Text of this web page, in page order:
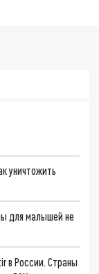
уничтожить
для малышей не
в России. Страны